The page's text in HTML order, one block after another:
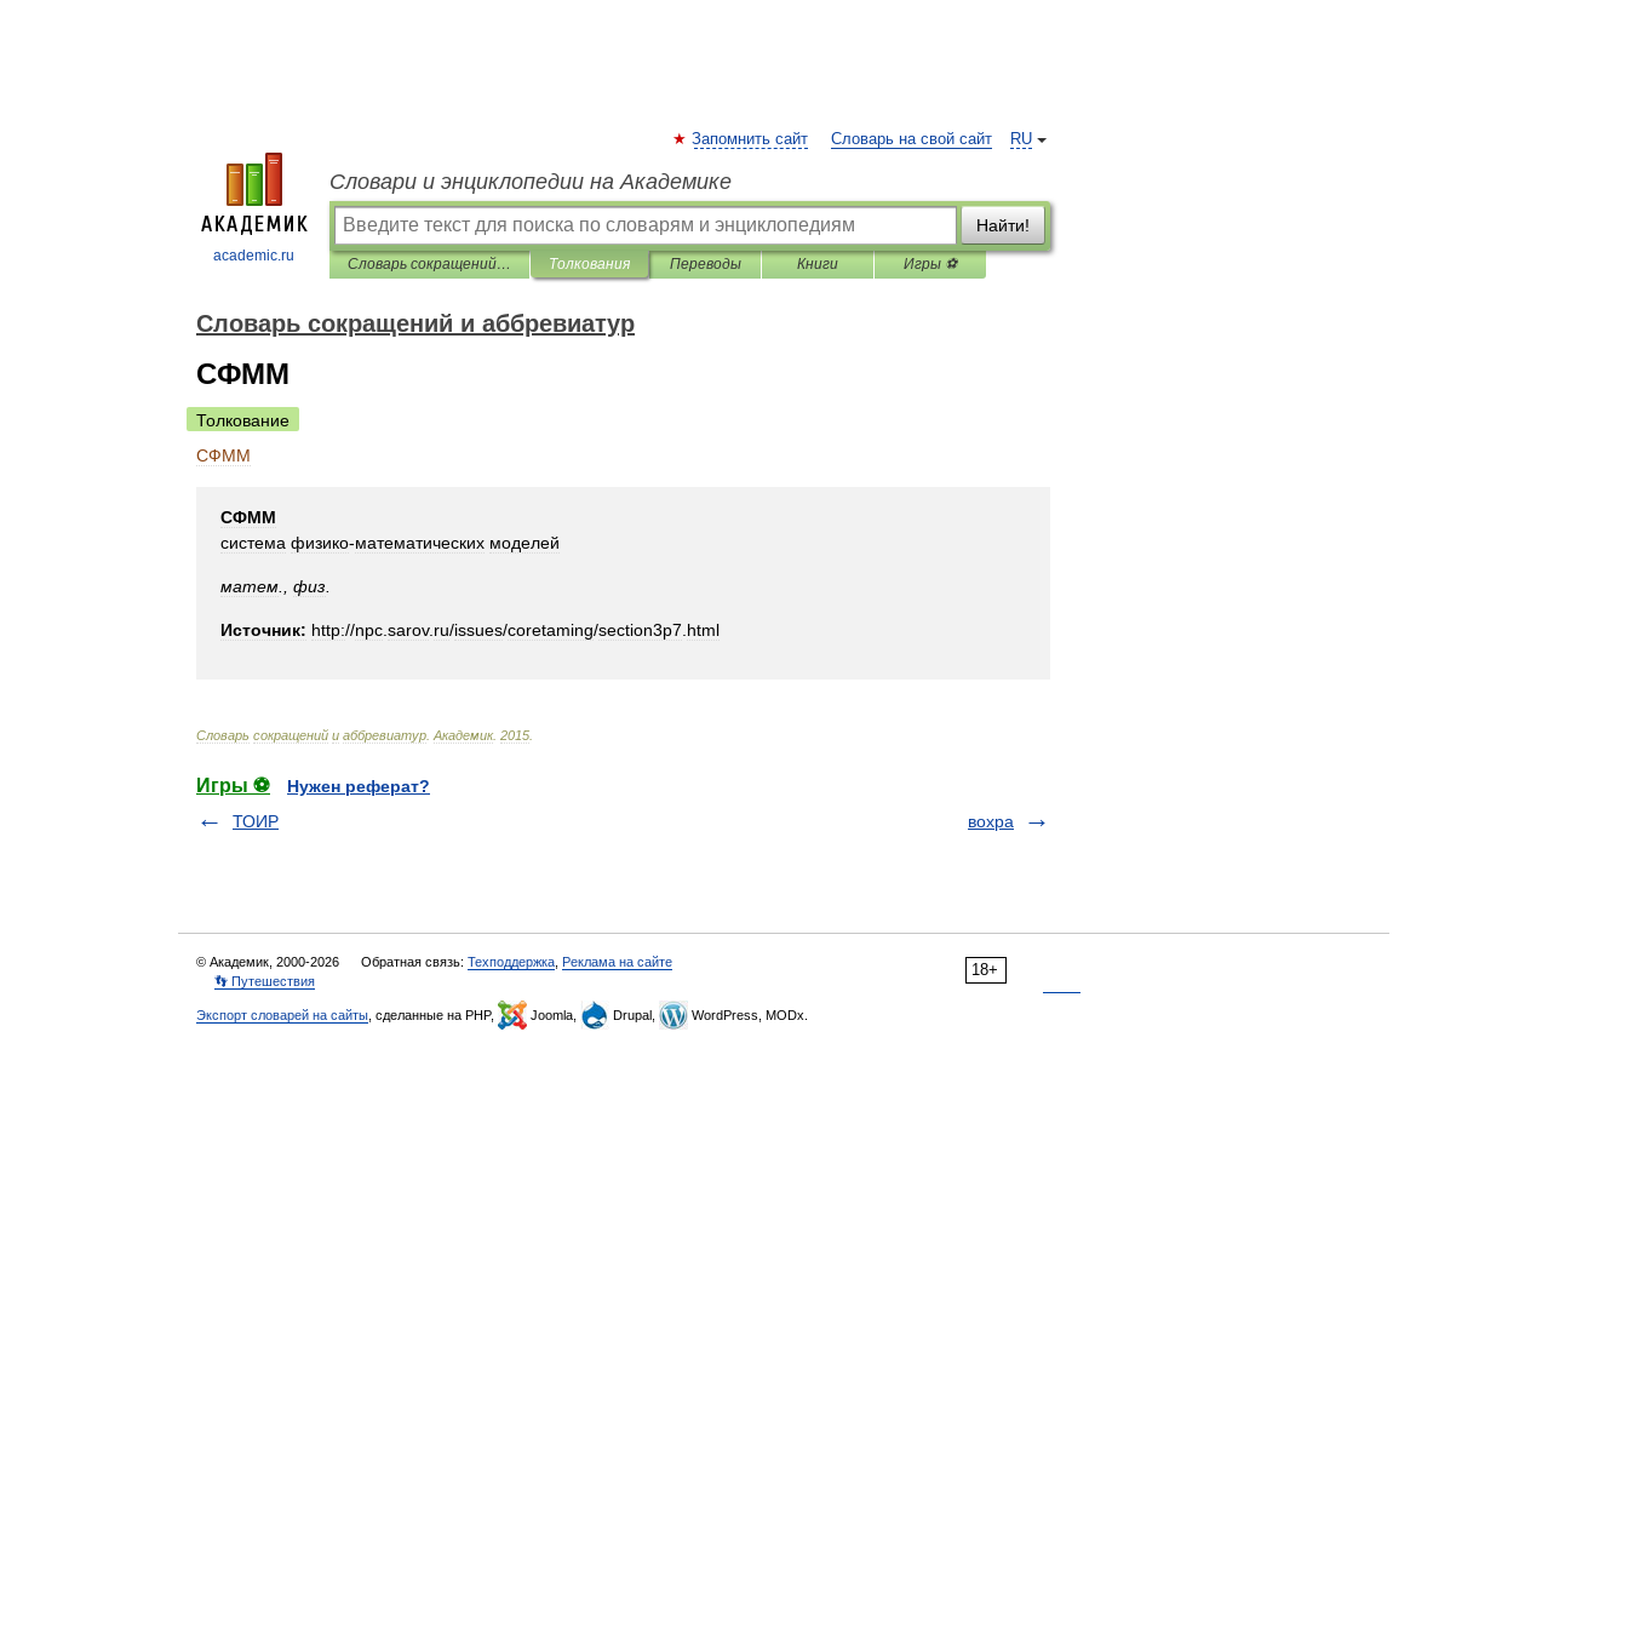
academic.ru
RU
Запомнить сайт Словарь на свой сайт
Словари и энциклопедии на Академике
Найти!
Словарь сокращений и аббревиатур Толкования Переводы Книги Игры ⚽
Словарь сокращений и аббревиатур
СФММ
Толкование
СФММ
СФММ
система физико-математических моделей
матем физ
Источник: http://npc sarov. ru/issues/coretaming/section3p7 html
Словарь сокращений и аббревиатур Академик. 2015
Игры ⚽
Нужен реферат?
ТОИР
вохра
18+
© Академик, 2000-2026 Обратная связь: Техподдержка Реклама на сайте
👣 Путешествия
Экспорт словарей на сайты , сделанные на PHP, Joomla, Drupal, WordPress, MODx.